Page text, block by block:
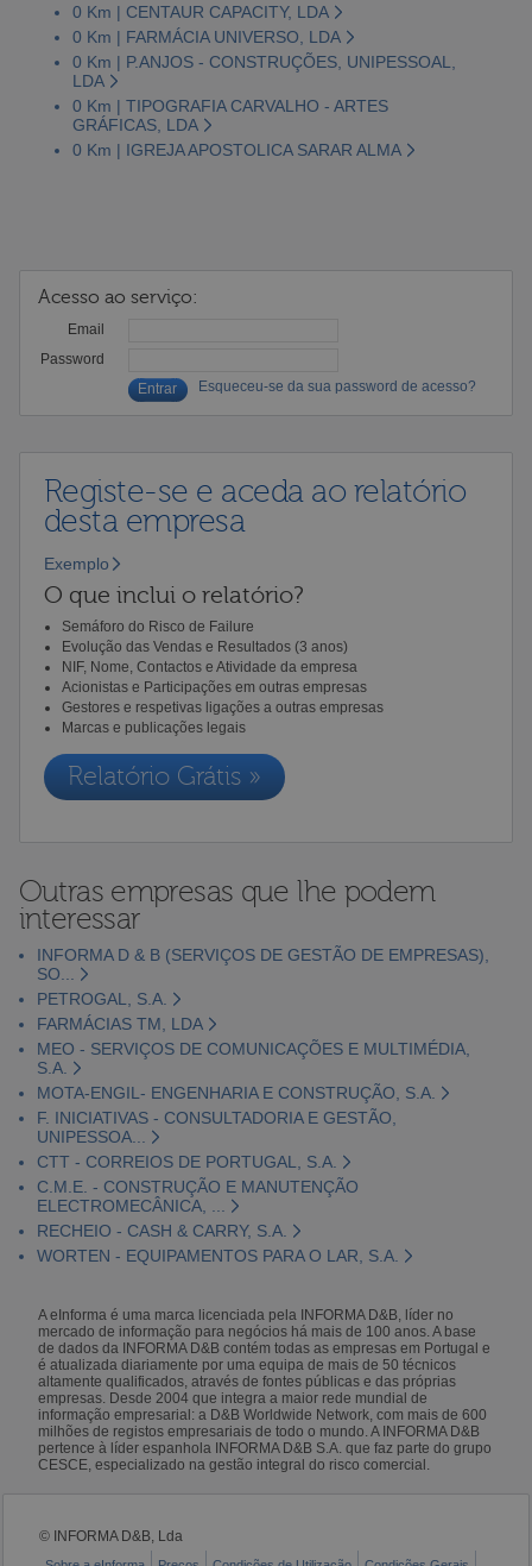
0 Km | CENTAUR CAPACITY, LDA
0 Km | FARMÁCIA UNIVERSO, LDA
0 Km | P.ANJOS - CONSTRUÇÕES, UNIPESSOAL,
LDA
0 Km | TIPOGRAFIA CARVALHO - ARTES
GRÁFICAS, LDA
0 Km | IGREJA APOSTOLICA SARAR ALMA
Acesso ao serviço:
Email
Password
Esqueceu-se da sua password de acesso?
Registe-se e aceda ao relatório
desta empresa
Exemplo
O que inclui o relatório?
Semáforo do Risco de Failure
Evolução das Vendas e Resultados (3 anos)
NIF, Nome, Contactos e Atividade da empresa
Acionistas e Participações em outras empresas
Gestores e respetivas ligações a outras empresas
Marcas e publicações legais
Relatório Grátis »
Outras empresas que lhe podem
interessar
INFORMA D & B (SERVIÇOS DE GESTÃO DE EMPRESAS),
SO...
PETROGAL, S.A.
FARMÁCIAS TM, LDA
MEO - SERVIÇOS DE COMUNICAÇÕES E MULTIMÉDIA,
S.A.
MOTA-ENGIL- ENGENHARIA E CONSTRUÇÃO, S.A.
F. INICIATIVAS - CONSULTADORIA E GESTÃO,
UNIPESSOA...
CTT - CORREIOS DE PORTUGAL, S.A.
C.M.E. - CONSTRUÇÃO E MANUTENÇÃO
ELECTROMECÂNICA, ...
RECHEIO - CASH & CARRY, S.A.
WORTEN - EQUIPAMENTOS PARA O LAR, S.A.
A eInforma é uma marca licenciada pela INFORMA D&B, líder no
mercado de informação para negócios há mais de 100 anos. A base
de dados da INFORMA D&B contém todas as empresas em Portugal e
é atualizada diariamente por uma equipa de mais de 50 técnicos
altamente qualificados, através de fontes públicas e das próprias
empresas. Desde 2004 que integra a maior rede mundial de
informação empresarial: a D&B Worldwide Network, com mais de 600
milhões de registos empresariais de todo o mundo. A INFORMA D&B
pertence à líder espanhola INFORMA D&B S.A. que faz parte do grupo
CESCE, especializado na gestão integral do risco comercial.
© INFORMA D&B, Lda